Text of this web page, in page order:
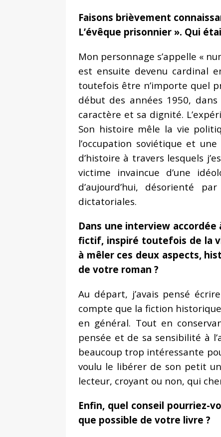
Faisons brièvement
L’évêque prisonnier ». Qui
Mon personnage s’appelle «
est ensuite devenu cardinal
toutefois être n’importe quel
début des années 1950,
caractère et sa dignité.
Son histoire mêle la vie
l’occupation soviétique et
d’histoire à travers lesquels
victime invaincue d’une
d’aujourd’hui, désorienté
dictatoriales.
Dans une interview accordée
fictif, inspiré toutefois de la
à mêler ces deux aspects,
de votre roman ?
Au départ, j’avais pensé
compte que la fiction
en général. Tout en
pensée et de sa sensibilité à
beaucoup trop intéressante
voulu le libérer de son petit
lecteur, croyant ou non, qui
Enfin, quel conseil pourriez-
que possible de votre livre ?